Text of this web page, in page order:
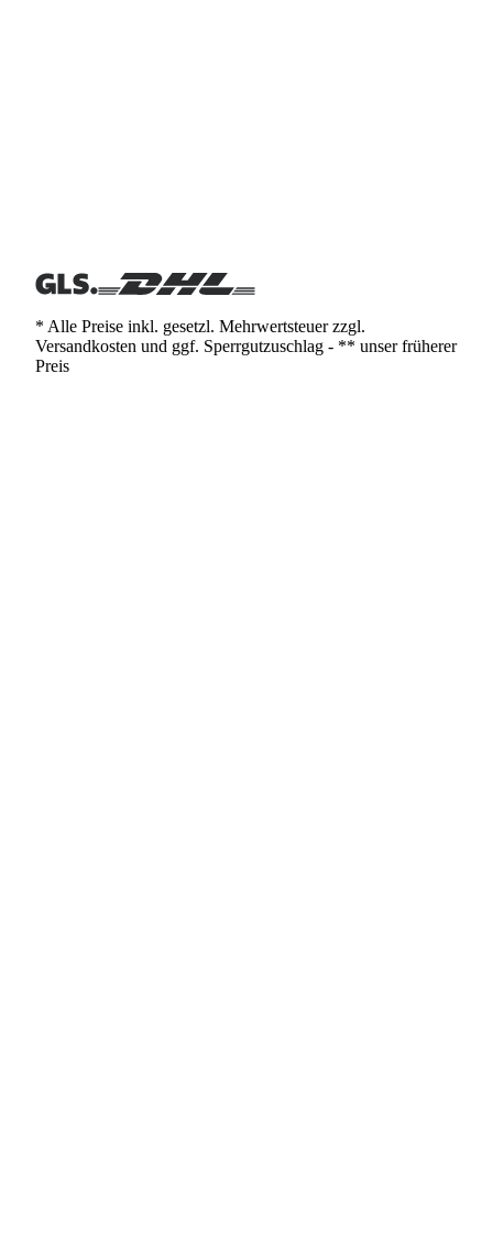
* Alle Preise inkl. gesetzl. Mehrwertsteuer zzgl.
Versandkosten und ggf. Sperrgutzuschlag - ** unser früherer
Preis